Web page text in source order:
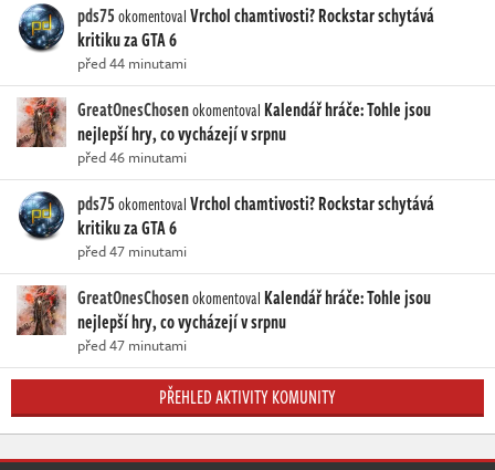
pds75okomentovalVrchol chamtivosti? Rockstar schytává
kritiku za GTA 6
před 44 minutami
GreatOnesChosenokomentoval Kalendář hráče: Tohle jsou
nejlepší hry, co vycházejí v srpnu
před 46 minutami
pds75okomentovalVrchol chamtivosti? Rockstar schytává
kritiku za GTA 6
před 47 minutami
GreatOnesChosenokomentoval Kalendář hráče: Tohle jsou
nejlepší hry, co vycházejí v srpnu
před 47 minutami
PŘEHLED AKTIVITY KOMUNITY